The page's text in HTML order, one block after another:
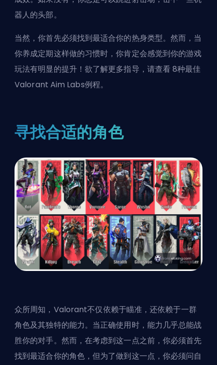
器人的头部。
当然，你首先必须找到最适合你的热身类型。然而，当
你养成定期这样做的习惯时，你肯定会感觉到你的游戏
玩法有明显的提升！欲了解更多指导，请查看8种最佳
Valorant Aim Labs例程。
寻找合适的角色
众所周知，Valorant不仅依赖于瞄准，还依赖于一群
角色及其独特的能力。当正确使用时，能力几乎总能战
胜你的对手。然而，在考虑到这一点之前，你必须首先
找到最适合你的角色，但为了做到这一点，你必须问自